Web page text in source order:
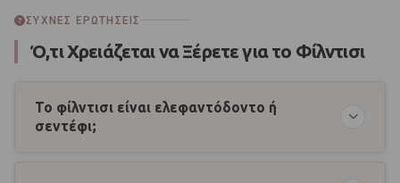
ΣΥΧΝΈΣ ΕΡΩΤΉΣΕΙΣ
Ό,τι Χρειάζεται να Ξέρετε για το Φίλντισι
Το φίλντισι είναι ελεφαντόδοντο ή
σεντέφι;